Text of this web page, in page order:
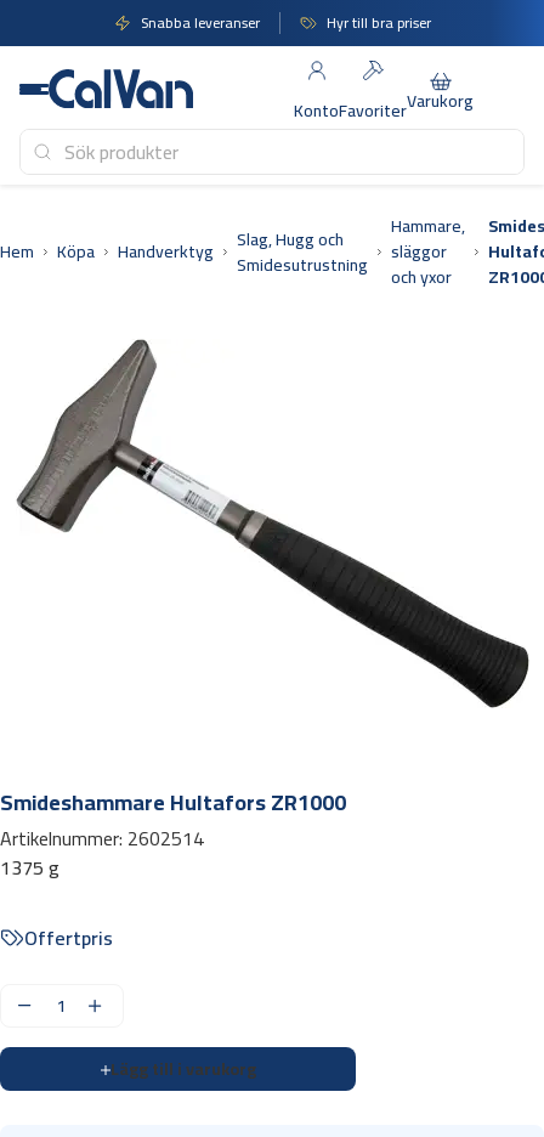
till
innehåll
Snabba leveranser Hyr till bra priser
KontoFavoriterVarukorg
Hem Köpa Handverktyg
Slag, Hugg och
Smidesutrustning
Hammare,
släggor
och yxor
Smideshammare Hultafors ZR1000
Artikelnummer: 2602514
1375 g
Offertpris
m
i
Lägg till i varukorg